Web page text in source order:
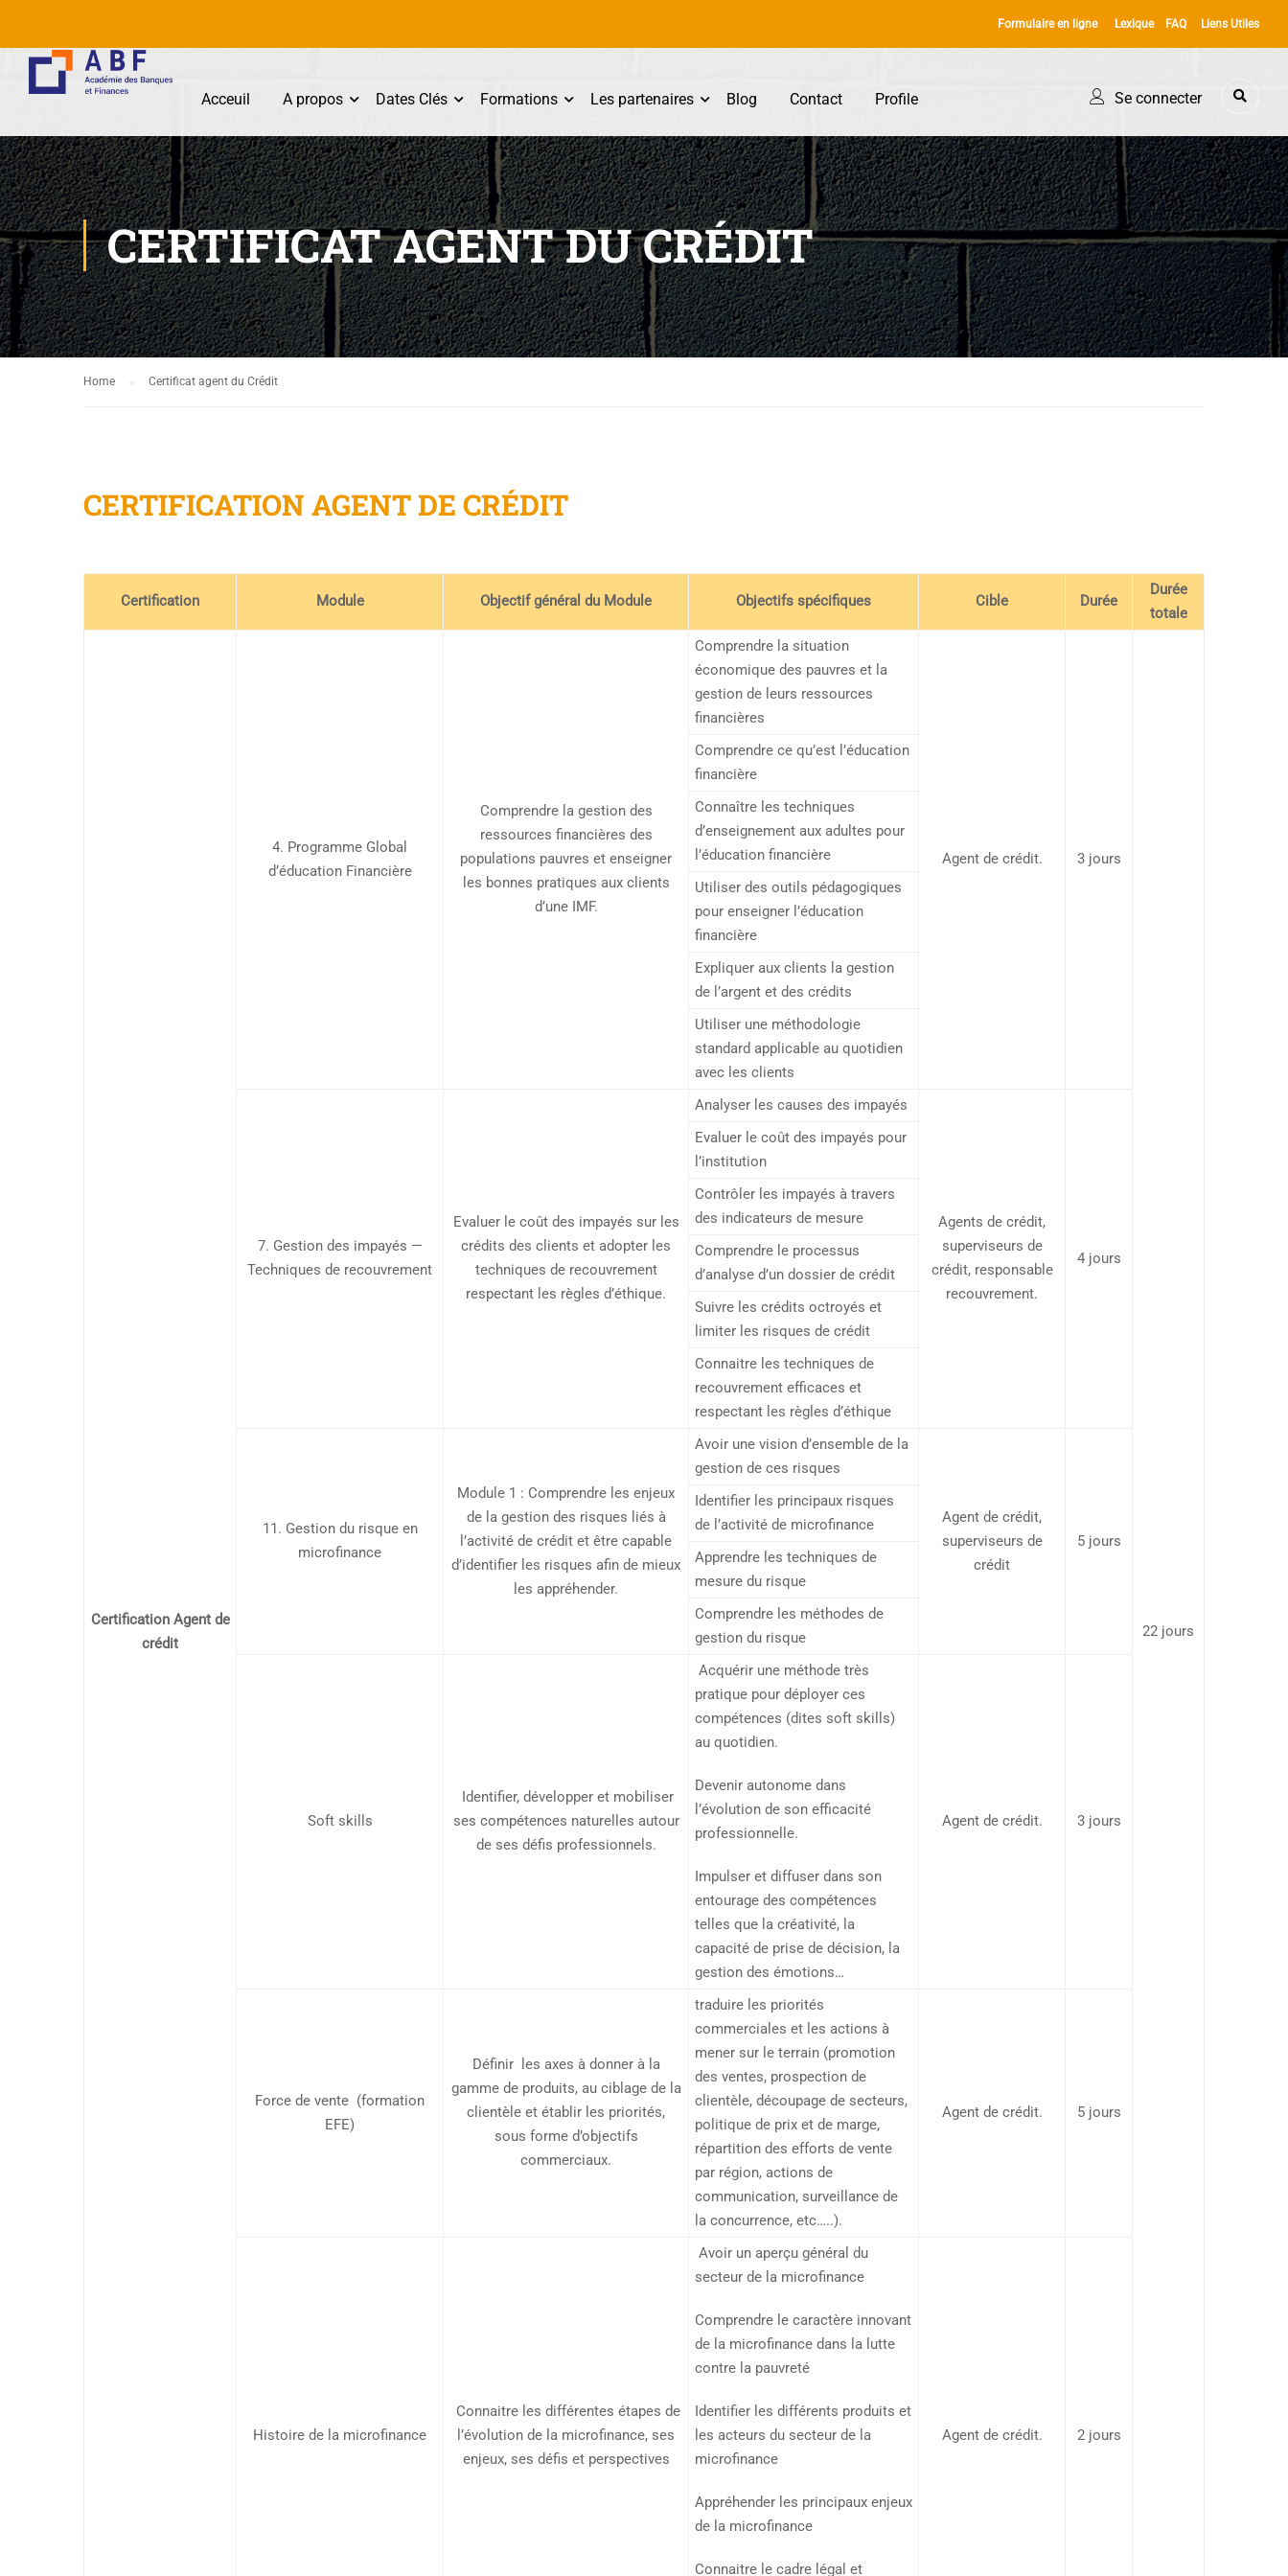
Formulaire en ligne Lexique FAQ Liens Utiles
Acceuil A propos Dates Clés Formations Les partenaires Blog Contact Profile Se connecter
CERTIFICAT AGENT DU CRÉDIT
Home Certificat agent du Crédit
CERTIFICATION AGENT DE CRÉDIT
Certification Module Objectif général du Module Objectifs spécifiques Cible Durée
Durée
totale
Certification Agent de
crédit
4. Programme Global
d’éducation Financière
Comprendre la gestion des
ressources financières des
populations pauvres et enseigner
les bonnes pratiques aux clients
d’une IMF.
Comprendre la situation
économique des pauvres et la
gestion de leurs ressources
financières
Agent de crédit. 3 jours
22 jours
Comprendre ce qu’est l’éducation
financière
Connaître les techniques
d’enseignement aux adultes pour
l’éducation financière
Utiliser des outils pédagogiques
pour enseigner l’éducation
financière
Expliquer aux clients la gestion
de l’argent et des crédits
Utiliser une méthodologie
standard applicable au quotidien
avec les clients
7. Gestion des impayés —
Techniques de recouvrement
Evaluer le coût des impayés sur les
crédits des clients et adopter les
techniques de recouvrement
respectant les règles d’éthique.
Analyser les causes des impayés
Agents de crédit,
superviseurs de
crédit, responsable
recouvrement.
4 jours
Evaluer le coût des impayés pour
l’institution
Contrôler les impayés à travers
des indicateurs de mesure
Comprendre le processus
d’analyse d’un dossier de crédit
Suivre les crédits octroyés et
limiter les risques de crédit
Connaitre les techniques de
recouvrement efficaces et
respectant les règles d’éthique
11. Gestion du risque en
microfinance
Module 1 : Comprendre les enjeux
de la gestion des risques liés à
l’activité de crédit et être capable
d’identifier les risques afin de mieux
les appréhender.
Avoir une vision d’ensemble de la
gestion de ces risques
Agent de crédit,
superviseurs de
crédit
5 jours
Identifier les principaux risques
de l’activité de microfinance
Apprendre les techniques de
mesure du risque
Comprendre les méthodes de
gestion du risque
Soft skills
Identifier, développer et mobiliser
ses compétences naturelles autour
de ses défis professionnels.
Acquérir une méthode très
pratique pour déployer ces
compétences (dites soft skills)
au quotidien.
Devenir autonome dans
l’évolution de son efficacité
professionnelle.
Impulser et diffuser dans son
entourage des compétences
telles que la créativité, la
capacité de prise de décision, la
gestion des émotions…
Agent de crédit. 3 jours
Force de vente (formation
EFE)
Définir les axes à donner à la
gamme de produits, au ciblage de la
clientèle et établir les priorités,
sous forme d’objectifs
commerciaux.
traduire les priorités
commerciales et les actions à
mener sur le terrain (promotion
des ventes, prospection de
clientèle, découpage de secteurs,
politique de prix et de marge,
répartition des efforts de vente
par région, actions de
communication, surveillance de
la concurrence, etc…..).
Agent de crédit. 5 jours
Histoire de la microfinance
Connaitre les différentes étapes de
l’évolution de la microfinance, ses
enjeux, ses défis et perspectives
Avoir un aperçu général du
secteur de la microfinance
Comprendre le caractère innovant
de la microfinance dans la lutte
contre la pauvreté
Identifier les différents produits et
les acteurs du secteur de la
microfinance
Appréhender les principaux enjeux
de la microfinance
Connaitre le cadre légal et
Agent de crédit. 2 jours